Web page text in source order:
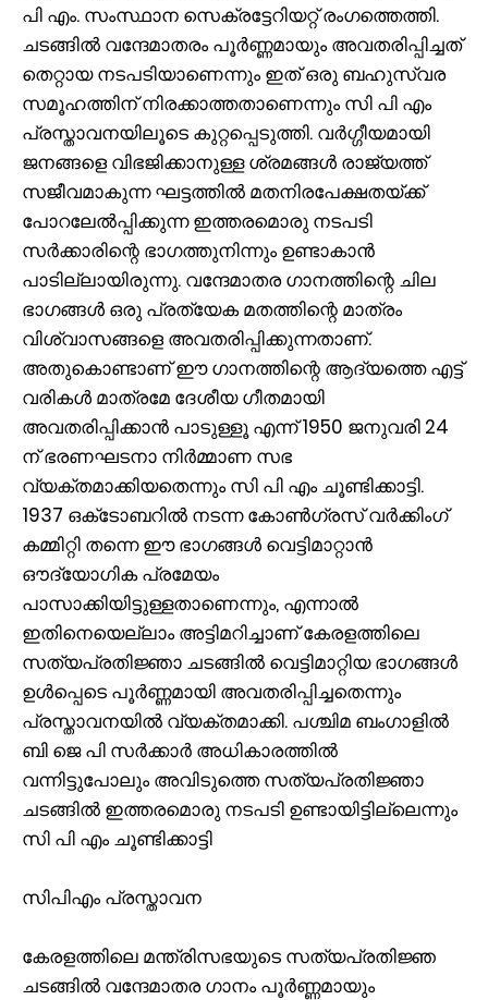
പി എം. സംസ്ഥാന സെക്രട്ടേറിയറ്റ് രംഗത്തെത്തി.
ചടങ്ങിൽ വന്ദേമാതരം പൂർണ്ണമായും അവതരിപ്പിച്ചത്
തെറ്റായ നടപടിയാണെന്നും ഇത് ഒരു ബഹുസ്വര
സമൂഹത്തിന് നിരക്കാത്തതാണെന്നും സി പി എം
പ്രസ്താവനയിലൂടെ കുറ്റപ്പെടുത്തി. വർഗ്ഗീയമായി
ജനങ്ങളെ വിഭജിക്കാനുള്ള ശ്രമങ്ങൾ രാജ്യത്ത്
സജീവമാകുന്ന ഘട്ടത്തിൽ മതനിരപേക്ഷതയ്ക്ക്
പോറലേൽപ്പിക്കുന്ന ഇത്തരമൊരു നടപടി
സർക്കാരിന്റെ ഭാഗത്തുനിന്നും ഉണ്ടാകാൻ
പാടില്ലായിരുന്നു. വന്ദേമാതര ഗാനത്തിന്റെ ചില
ഭാഗങ്ങൾ ഒരു പ്രത്യേക മതത്തിന്റെ മാത്രം
വിശ്വാസങ്ങളെ അവതരിപ്പിക്കുന്നതാണ്.
അതുകൊണ്ടാണ് ഈ ഗാനത്തിന്റെ ആദ്യത്തെ എട്ട്
വരികൾ മാത്രമേ ദേശീയ ഗീതമായി
അവതരിപ്പിക്കാൻ പാടുള്ളൂ എന്ന് 1950 ജനുവരി 24
ന് ഭരണഘടനാ നിർമ്മാണ സഭ
വ്യക്തമാക്കിയതെന്നും സി പി എം ചൂണ്ടിക്കാട്ടി.
1937 ഒക്‌ടോബറിൽ നടന്ന കോൺഗ്രസ് വർക്കിംഗ്
കമ്മിറ്റി തന്നെ ഈ ഭാഗങ്ങൾ വെട്ടിമാറ്റാൻ
ഔദ്യോഗിക പ്രമേയം
പാസാക്കിയിട്ടുള്ളതാണെന്നും, എന്നാൽ
ഇതിനെയെല്ലാം അട്ടിമറിച്ചാണ് കേരളത്തിലെ
സത്യപ്രതിജ്ഞാ ചടങ്ങിൽ വെട്ടിമാറ്റിയ ഭാഗങ്ങൾ
ഉൾപ്പെടെ പൂർണ്ണമായി അവതരിപ്പിച്ചതെന്നും
പ്രസ്താവനയിൽ വ്യക്തമാക്കി. പശ്ചിമ ബംഗാളിൽ
ബി ജെ പി സർക്കാർ അധികാരത്തിൽ
വന്നിട്ടുപോലും അവിടുത്തെ സത്യപ്രതിജ്ഞാ
ചടങ്ങിൽ ഇത്തരമൊരു നടപടി ഉണ്ടായിട്ടില്ലെന്നും
സി പി എം ചൂണ്ടിക്കാട്ടി
സിപിഎം പ്രസ്താവന
കേരളത്തിലെ മന്ത്രിസഭയുടെ സത്യപ്രതിജ്ഞ
ചടങ്ങില്‍ വന്ദേമാതര ഗാനം പൂര്‍ണ്ണമായും